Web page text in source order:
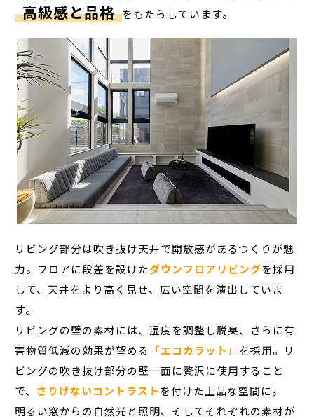
高級感と品格 をもたらしています。
リビング部分は吹き抜け天井で開放感があるつくりが魅
力。フロアに段差を設けたダウンフロアリビングを採用
して、天井をより高く見せ、広い空間を演出していま
す。
リビングの壁の素材には、湿度を調整し脱臭、さらに有
害物質低減の効果が望める 「エコカラット」 を採用。リ
ビングの吹き抜け部分の壁一面に贅沢に使用すること
で、 さりげないコントラストを付けた上品な空間に。
明るい窓からの自然光と照明、そしてそれぞれの素材が